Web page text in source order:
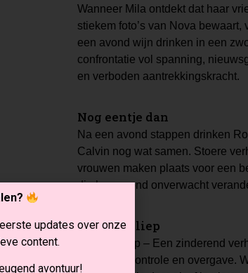
Wanneer Mila ontdekt dat haar
stiekem foto’s van Nova bewaart,
een avond wijn drinken in een
confrontatie vol spanning,
en verboden aantrekkingskracht.
Nog eentje dan
Na een avond stappen drinken
Calvin nog wat samen. Stoere
vrouwen maken plaats voor een
die hun avond onverwacht
Alsof ik sliep
Alsof ik sliep – Een zinderend
spanning, controle en overgave.
updates over onze
content.
avontuur!